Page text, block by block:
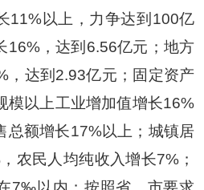
11%以上，力争达到 100亿
16%，达到 6.56亿元；地方
，达到 2.93亿元；固定资产
模以上工业增加值增长16%
总额增长17%以上；城镇居
，农民人均纯收入增长7% ；